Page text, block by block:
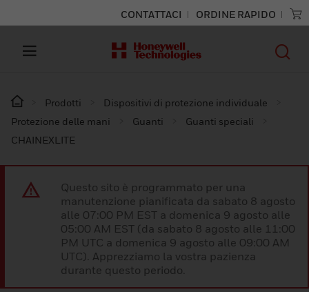
CONTATTACI ORDINE RAPIDO
Prodotti
Dispositivi di protezione individuale
Protezione delle mani
Guanti
Guanti speciali
CHAINEXLITE
Questo sito è programmato per una
manutenzione pianificata da sabato 8 agosto
alle 07:00 PM EST a domenica 9 agosto alle
05:00 AM EST (da sabato 8 agosto alle 11:00
PM UTC a domenica 9 agosto alle 09:00 AM
UTC). Apprezziamo la vostra pazienza
durante questo periodo.